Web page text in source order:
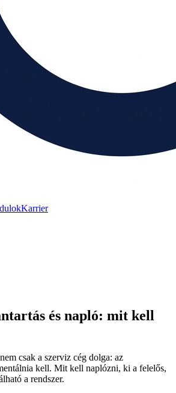
Karrier
és napló: mit kell
csak a szerviz cég dolga: az
kell. Mit kell naplózni, ki a felelős,
a rendszer.